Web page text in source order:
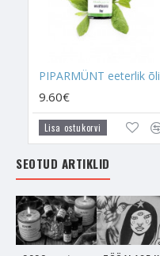
PIPARMÜNT eeterlik õli
9.60€
Lisa ostukorvi
SEOTUD ARTIKLID